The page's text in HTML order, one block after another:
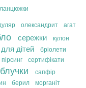
ланцюжки
олександрит агат
сережки
кулон
дітей
бріолети
сертифікати
сапфір
берил
морганіт